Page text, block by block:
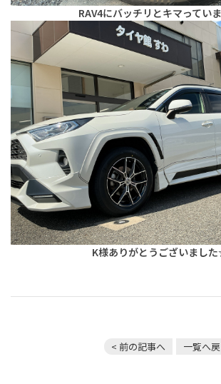
RAV4にバッチリとキマっていま
K様ありがとうございまし
< 前の記事へ 一覧へ